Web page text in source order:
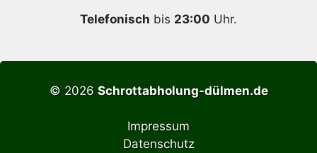
Telefonisch bis 23:00 Uhr.
© 2026 Schrottabholung-dülmen.de
Impressum
Datenschutz